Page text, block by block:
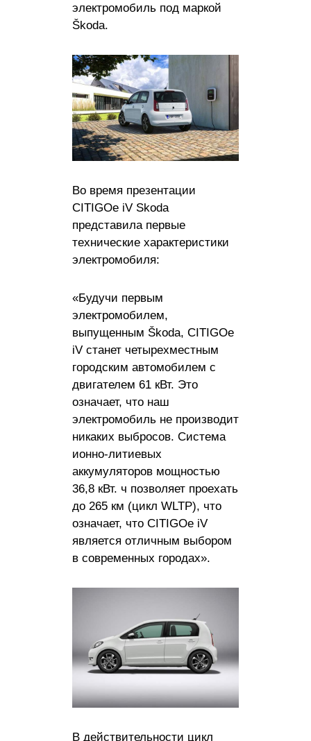
электромобиль под маркой
Škoda.
Во время презентации
CITIGOe iV Skoda
представила первые
технические характеристики
электромобиля:
«Будучи первым
электромобилем,
выпущенным Škoda, CITIGOe
iV станет четырехместным
городским автомобилем с
двигателем 61 кВт. Это
означает, что наш
электромобиль не производит
никаких выбросов. Система
ионно-литиевых
аккумуляторов мощностью
36,8 кВт. ч позволяет проехать
до 265 км (цикл WLTP), что
означает, что CITIGOe iV
является отличным выбором
в современных городах».
В действительности цикл